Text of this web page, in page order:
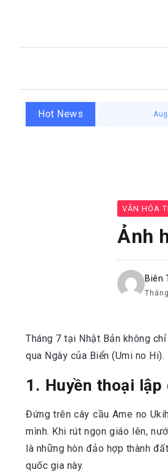
Hot News
VĂN HÓA
Ảnh
Biên
Tháng 7 tại Nhật Bản không
qua Ngày của Biển (Umi no
1. Huyền thoại
Đứng trên cây cầu Ame no
mình. Khi rút ngọn giáo lên,
là những hòn đảo hợp thành
quốc gia này.